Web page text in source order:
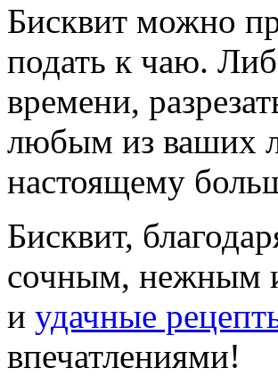
Бисквит можно
подать к чаю.
времени,
любым из ваших
настоящему
Бисквит,
сочным, нежным
и удачные
впечатлениями!